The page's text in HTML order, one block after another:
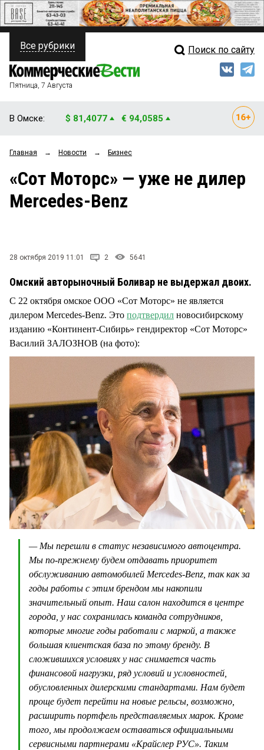
ПОЛИТИКА
ФИНАНСЫ
ОБЩЕСТВО
ЗАКОН
СТИЛЬ ЖИЗНИ
Свежий выпуск
Рейтинги
Все рубрики Поиск по сайту
Пятница, 7 Августа
В Омске: $ 81,4077 € 94,0585
Главная → Новости → Бизнес
«Сот Моторс» — уже не дилер
Mercedes-Benz
28 октября 2019 11:01 2 5641
Омский авторыночный Боливар не выдержал двоих.
С 22 октября омское ООО «Сот Моторс» не является
дилером Mercedes-Benz. Это подтвердил новосибирскому
изданию «Континент-Сибирь» гендиректор «Сот Моторс»
Василий ЗАЛОЗНОВ (на фото):
— Мы перешли в статус независимого автоцентра.
Мы по-прежнему будем отдавать приоритет
обслуживанию автомобилей Mercedes-Benz, так как за
годы работы с этим брендом мы накопили
значительный опыт. Наш салон находится в центре
города, у нас сохранилась команда сотрудников,
которые многие годы работали с маркой, а также
большая клиентская база по этому бренду. В
сложившихся условиях у нас снимается часть
финансовой нагрузки, ряд условий и условностей,
обусловленных дилерскими стандартами. Нам будет
проще будет перейти на новые рельсы, возможно,
расширить портфель представляемых марок. Кроме
того, мы продолжаем оставаться официальными
сервисными партнерами «Крайслер РУС». Таким